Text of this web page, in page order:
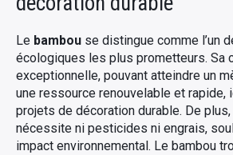
Le bambou se distingue comme l’un
écologiques les plus prometteurs. Sa
exceptionnelle, pouvant atteindre un
une ressource renouvelable et rapide,
projets de décoration durable. De
nécessite ni pesticides ni engrais,
impact environnemental. Le bambou